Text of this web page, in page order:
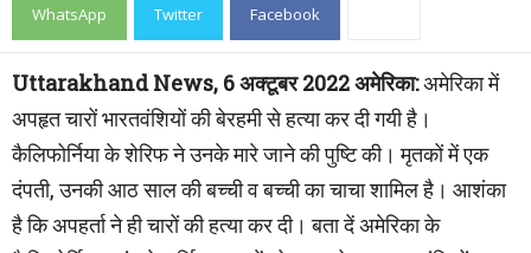
WhatsApp Twitter Facebook
Uttarakhand News, 6 अक्टूबर 2022 अमेरिका:अमेरिका में
अपहृत चारों भारतवंशियों की बेरहमी से हत्या कर दी गयी है।
कैलिफोर्निया के शेरिफ ने उनके मारे जाने की पुष्टि की। मृतकों में एक
दंपती, उनकी आठ साल की बच्ची व बच्ची का चाचा शामिल है। आशंका
है कि अपहर्ता ने ही चारों की हत्या कर दी। बता दें अमेरिका के